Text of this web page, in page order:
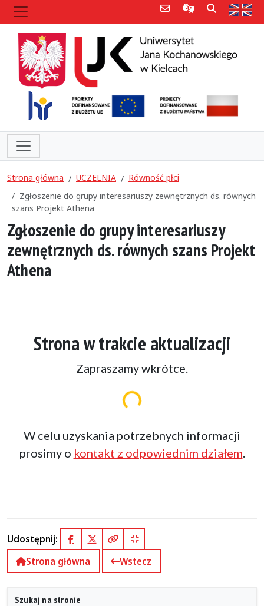
Poczta e-mailInformacje dla
Szukaj
Strona główna UCZELNIA
Równość płci
Zgłoszenie do grupy interesariuszy zewnętrznych ds. równych
szans Projekt Athena
Zgłoszenie do grupy interesariuszy
zewnętrznych ds. równych szans Projekt
Athena
Strona w trakcie aktualizacji
Zapraszamy wkrótce.
Ładowanie...
W celu uzyskania potrzebnych informacji
prosimy o kontakt z odpowiednim działem.
Udostępnij: FacebookX (Twitter)
Kopiuj pełny link
Kopiuj krótki link
Strona główna
Wstecz
Szukaj na stronie